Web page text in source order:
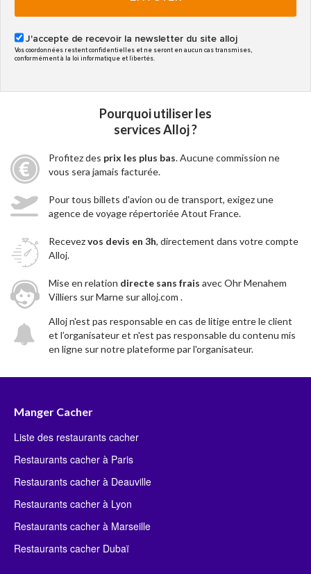
J'accepte de recevoir la newsletter du site alloj
Vos coordonnées restent confidentielles et ne seront en aucun cas transmises,
conformément à la loi informatique et libertés.
Pourquoi utiliser les
services Alloj ?
Profitez des prix les plus bas. Aucune commission ne
vous sera jamais facturée.
Pour tous billets d'avion ou de transport, exigez une
agence de voyage répertoriée Atout France.
Recevezvos devis en 3h, directement dans votre compte
Alloj.
Mise en relation directe sans frais avec Ohr Menahem
Villiers sur Marne sur alloj.com .
Alloj n'est pas responsable en cas de litige entre le client
et l’organisateur et n'est pas responsable du contenu mis
en ligne sur notre plateforme par l'organisateur.
Manger Cacher
Liste des restaurants cacher
Restaurants cacher à Paris
Restaurants cacher à Deauville
Restaurants cacher à Lyon
Restaurants cacher à Marseille
Restaurants cacher Dubaï